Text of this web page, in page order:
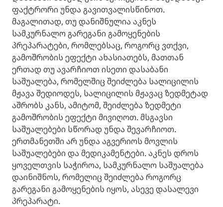
ფაქტრორი უნდა გავითვალისწინოთ.
მაგალითად, თუ დანიშნულია აკნეს
სამკურნალო გარეგანი გამოყენების
პრეპარატები, რომლებსაც, როგორც ვთქვი,
გამოშრობის ეფექტი ახასიათებს, მათთან
ერთად თუ ავარჩიოთ ისეთი დასაბანი
საშუალება, რომელშიც შეიძლება სალიცილის
მჟავა შედიოდეს, სალიცილის მჟავაც ზედმეტად
აშრობს კანს, ამიტომ, შეიძლება ზედმეტი
გამოშრობის ეფექტი მივიღოთ. მსგავსი
საშუალებები სწორად უნდა შევარჩიოთ.
ერთმანეთში არ უნდა აგვერიოს მოვლის
საშუალებები და მედიკამენტები. აკნეს დროს
ყოველთვის საჭიროა, სამკურნალო საშუალება
დაინიშნოს, რომელიც შეიძლება როგორც
გარეგანი გამოყენების იყოს, ასევე დასალევი
პრეპარატი.